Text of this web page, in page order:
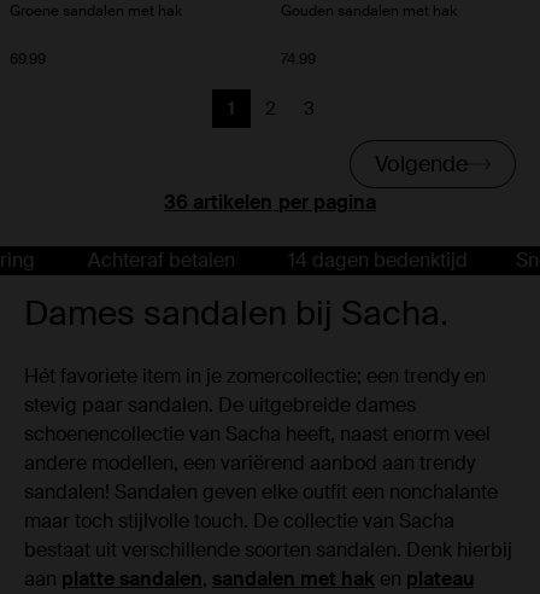
Groene sandalen met hak
69.99
Gouden sandalen met hak
74.99
per pagina
Huidige pagina
1
Vorige
2
Vorige
3
Volgende
Achteraf betalen 14 dagen bedenktijd Snelle
Dames sandalen bij Sacha.
Hét favoriete item in je zomercollectie; een trendy en
stevig paar sandalen. De uitgebreide dames
schoenencollectie van Sacha heeft, naast enorm veel
andere modellen, een variërend aanbod aan trendy
sandalen! Sandalen geven elke outfit een nonchalante
maar toch stijlvolle touch. De collectie van Sacha
bestaat uit verschillende soorten sandalen. Denk hierbij
aan platte sandalen, sandalen met hak en plateau